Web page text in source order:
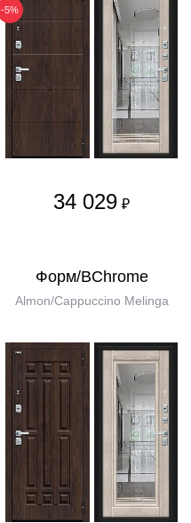
-5%
34 029 ₽
Форм/BChrome
Almon/Cappuccino Melinga